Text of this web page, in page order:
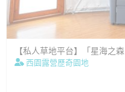
【私人草地平台】「星海之
西園露營歷奇園地